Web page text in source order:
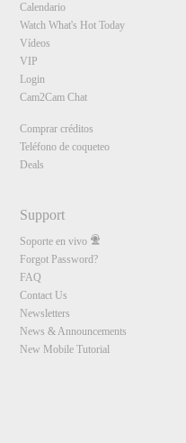
Calendario
Watch What's Hot Today
Vídeos
VIP
Login
Cam2Cam Chat
Comprar créditos
Teléfono de coqueteo
Deals
Support
Soporte en vivo
Forgot Password?
FAQ
Contact Us
Newsletters
News & Announcements
New Mobile Tutorial